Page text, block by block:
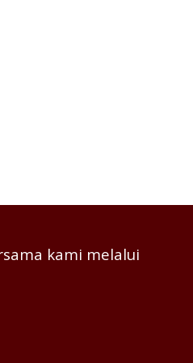
kami melalui